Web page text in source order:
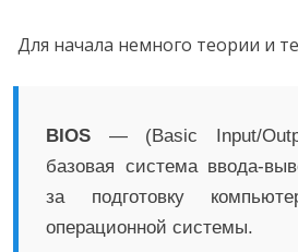
Для начала немного теории и
BIOS — (Basic Input/
базовая система ввода-
за подготовку
операционной системы.